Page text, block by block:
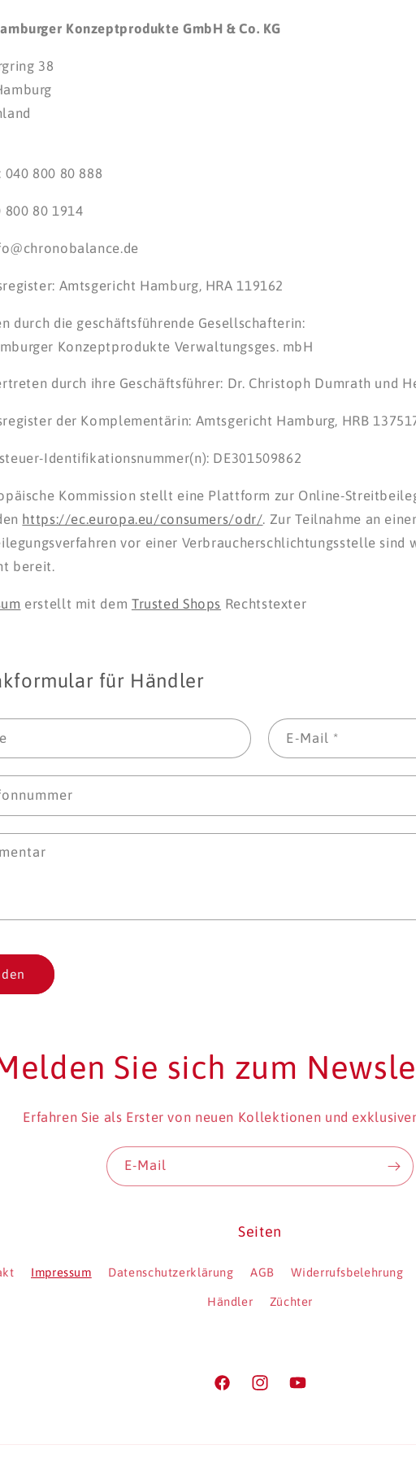
Konzeptprodukte GmbH & Co. KG
38
040 800 80 888
800 80 1914
Amtsgericht Hamburg, HRA 119162
durch die geschäftsführende Gesellschafterin:
Konzeptprodukte Verwaltungsges. mbH
durch ihre Geschäftsführer: Dr. Christoph Dumrath und
der Komplementärin: Amtsgericht Hamburg, HRB
Identifikationsnummer(n): DE301509862
Kommission stellt eine Plattform zur Online-
https://ec.europa.eu/consumers/odr/. Zur Teilnahme an
vor einer Verbraucherschlichtungsstelle sind
bereit.
erstellt mit dem Trusted Shops Rechtstexter
für Händler
E-Mail *
Sie sich zum
Erfahren Sie als Erster von neuen Kollektionen und
E-Mail
Seiten
Impressum Datenschutzerklärung AGB Widerrufsbelehrung
Händler Züchter
FacebookInstagramYouTube